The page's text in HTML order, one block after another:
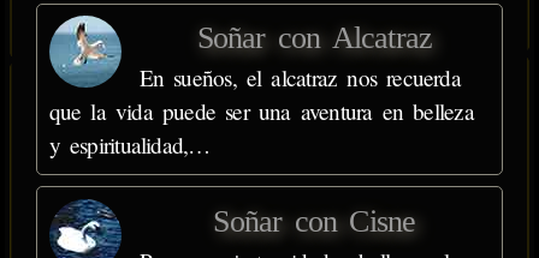
Soñar con Alcatraz
En sueños, el alcatraz nos recuerda
que la vida puede ser una aventura en belleza
y espiritualidad,…
Soñar con Cisne